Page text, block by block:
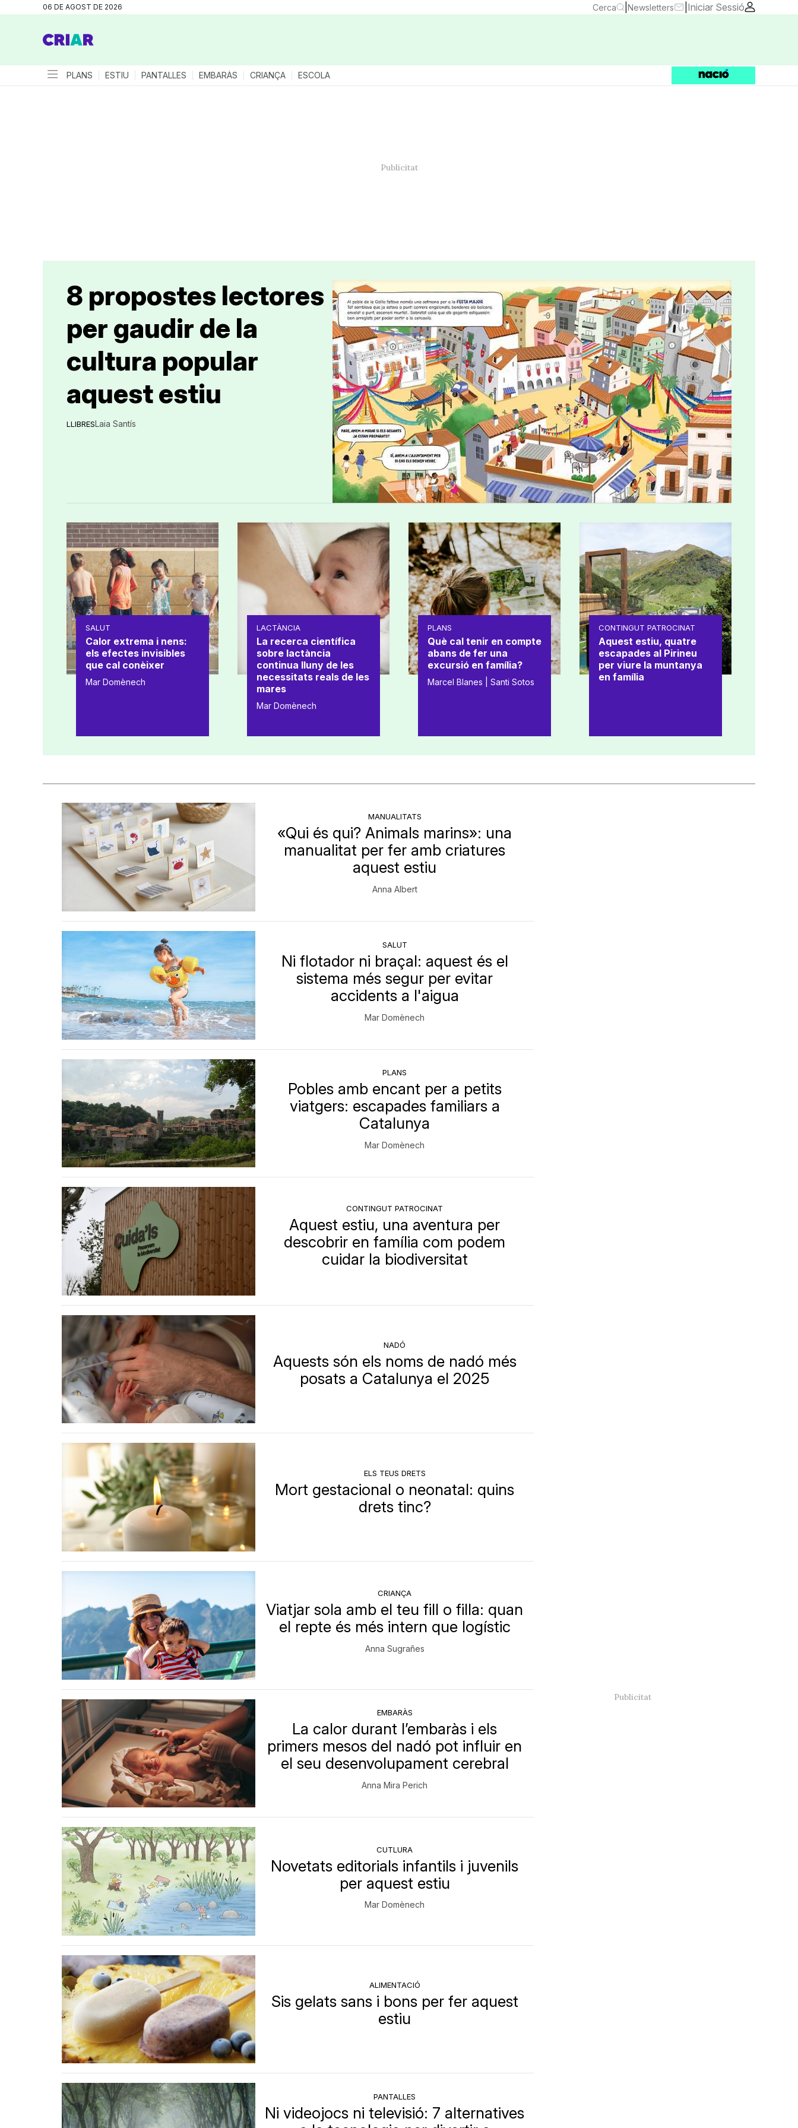
06 DE AGOST DE 2026 Cerca Newsletters Iniciar Sessió
PLANS ESTIU PANTALLES EMBARÀS CRIANÇA ESCOLA
LLIBRES
8 propostes lectores
per gaudir de la
cultura popular
aquest estiu
Laia Santís
SALUT
Calor extrema i nens:
els efectes invisibles
que cal conèixer
Mar Domènech
LACTÀNCIA
La recerca científica
sobre lactància
continua lluny de les
necessitats reals de les
mares
Mar Domènech
PLANS
Què cal tenir en compte
abans de fer una
excursió en família?
Marcel Blanes | Santi Sotos
CONTINGUT PATROCINAT
Aquest estiu, quatre
escapades al Pirineu
per viure la muntanya
en família
MANUALITATS
«Qui és qui? Animals marins»: una
manualitat per fer amb criatures
aquest estiu
Anna Albert
SALUT
Ni flotador ni braçal: aquest és el
sistema més segur per evitar
accidents a l'aigua
Mar Domènech
PLANS
Pobles amb encant per a petits
viatgers: escapades familiars a
Catalunya
Mar Domènech
CONTINGUT PATROCINAT
Aquest estiu, una aventura per
descobrir en família com podem
cuidar la biodiversitat
NADÓ
Aquests són els noms de nadó més
posats a Catalunya el 2025
ELS TEUS DRETS
Mort gestacional o neonatal: quins
drets tinc?
CRIANÇA
Viatjar sola amb el teu fill o filla: quan
el repte és més intern que logístic
Anna Sugrañes
EMBARÀS
La calor durant l’embaràs i els
primers mesos del nadó pot influir en
el seu desenvolupament cerebral
Anna Mira Perich
CUTLURA
Novetats editorials infantils i juvenils
per aquest estiu
Mar Domènech
ALIMENTACIÓ
Sis gelats sans i bons per fer aquest
estiu
PANTALLES
Ni videojocs ni televisió: 7 alternatives